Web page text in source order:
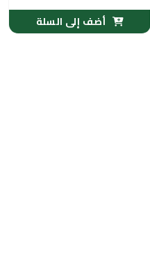
أضف إلى السلة